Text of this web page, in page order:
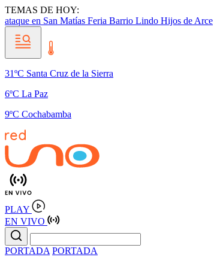
TEMAS DE HOY:
ataque en San Matías Feria Barrio Lindo Hijos de Arce
31ºC Santa Cruz de la Sierra
6ºC La Paz
9ºC Cochabamba
PLAY
EN VIVO
PORTADA PORTADA